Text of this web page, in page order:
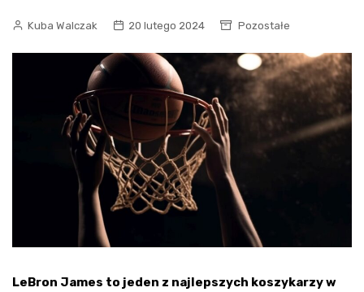
Kuba Walczak 20 lutego 2024 Pozostałe
LeBron James to jeden z najlepszych koszykarzy w